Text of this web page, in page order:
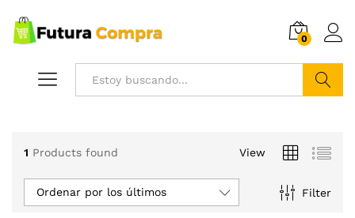
0
1 Products found View
Filter
Ordenar por los últimos